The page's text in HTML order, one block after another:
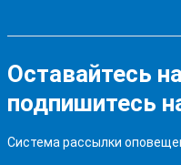
Оставайтесь
подпишитесь
Система рассылки